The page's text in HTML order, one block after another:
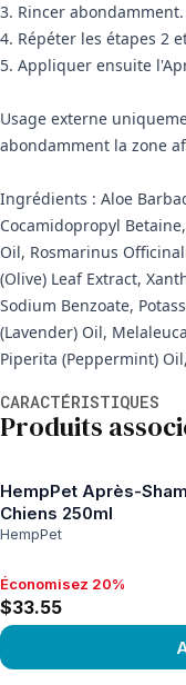
3. Rincer abondamment.
4. Répéter les étapes 2
5. Appliquer ensuite
Usage externe
abondamment la zone
Ingrédients : Aloe
Cocamidopropyl
Oil, Rosmarinus
(Olive) Leaf Extract,
Sodium Benzoate,
(Lavender) Oil,
Piperita (Peppermint)
CARACTÉRISTIQUES
Produits
HempPet Après-
Chiens 250ml
HempPet
Économisez 20%,
Économisez 20%
$33.55